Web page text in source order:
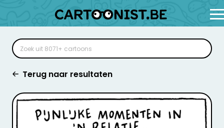
Terug naar resultaten